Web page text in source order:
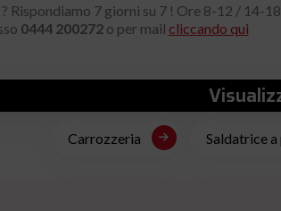
Rispondiamo 7 giorni su 7 ! Ore 8-12 / 14-
0444 200272o per mail cliccando qui
Carrozzeria Saldatrice